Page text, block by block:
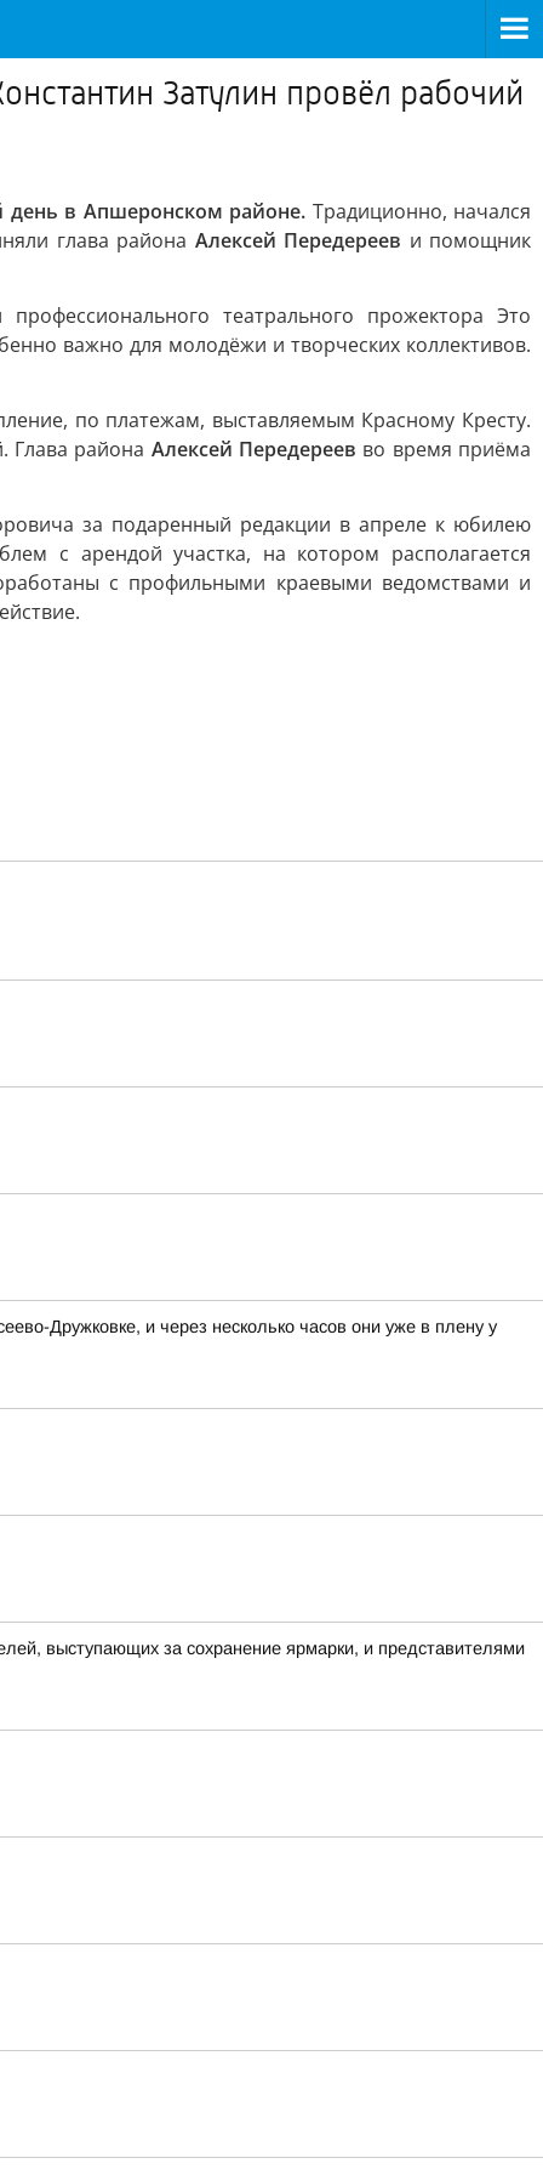
Затулин провёл рабочий
день в Апшеронском районе. Традиционно, начался
глава района Алексей Передереев и помощник
театрального прожектора Это
важно для молодёжи и творческих коллективов.
по платежам, выставляемым Красному Кресту.
Глава района Алексей Передереев во время приёма
за подаренный редакции в апреле к юбилею
с арендой участка, на котором располагается
с профильными краевыми ведомствами и
Дружковке, и через несколько часов они уже в плену у
выступающих за сохранение ярмарки, и представителями